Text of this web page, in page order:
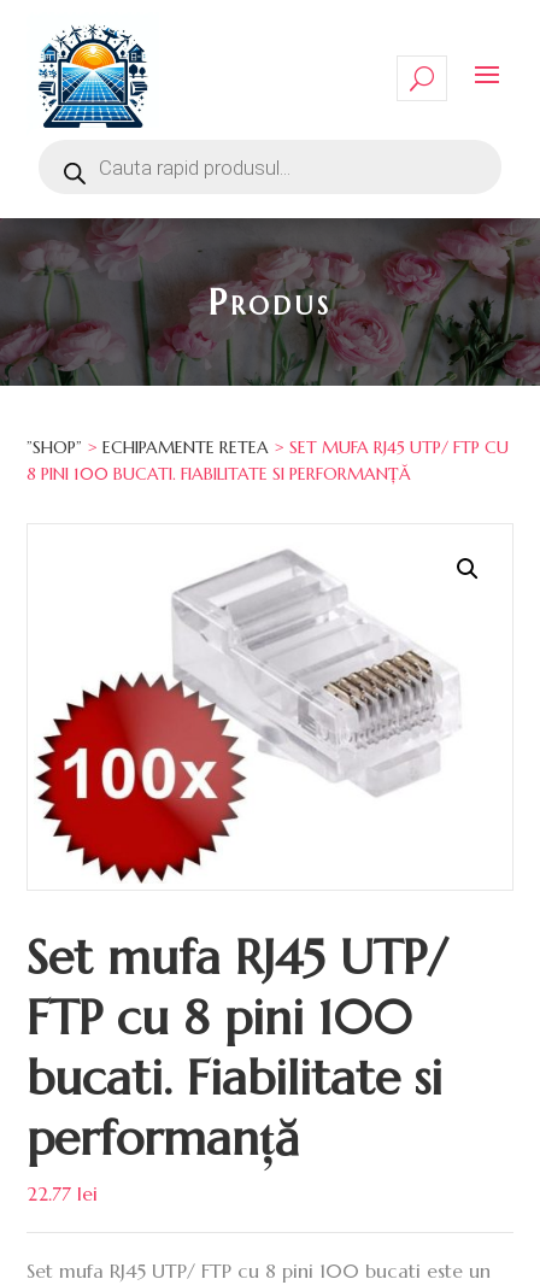
Produs
”SHOP” >ECHIPAMENTE RETEA > SET MUFA RJ45 UTP/ FTP CU
8 PINI 100 BUCATI. FIABILITATE SI PERFORMANȚĂ
Set mufa RJ45 UTP/
FTP cu 8 pini 100
bucati. Fiabilitate si
performanță
22.77 lei
Set mufa RJ45 UTP/ FTP cu 8 pini 100 bucati este un